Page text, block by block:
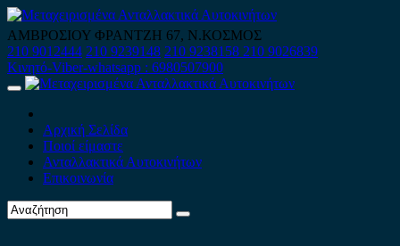
Skip
to
content
ΑΜΒΡΟΣΙΟΥ ΦΡΑΝΤΖΗ 67, Ν.ΚΟΣΜΟΣ
210 9012444 210 9239148 210 9238158 210 9026839
Κινητό-Viber-whatsapp : 6980507900
Primary
Αρχική Σελίδα
Ποιοί είμαστε
Ανταλλακτικά Αυτοκινήτων
Επικοινωνία